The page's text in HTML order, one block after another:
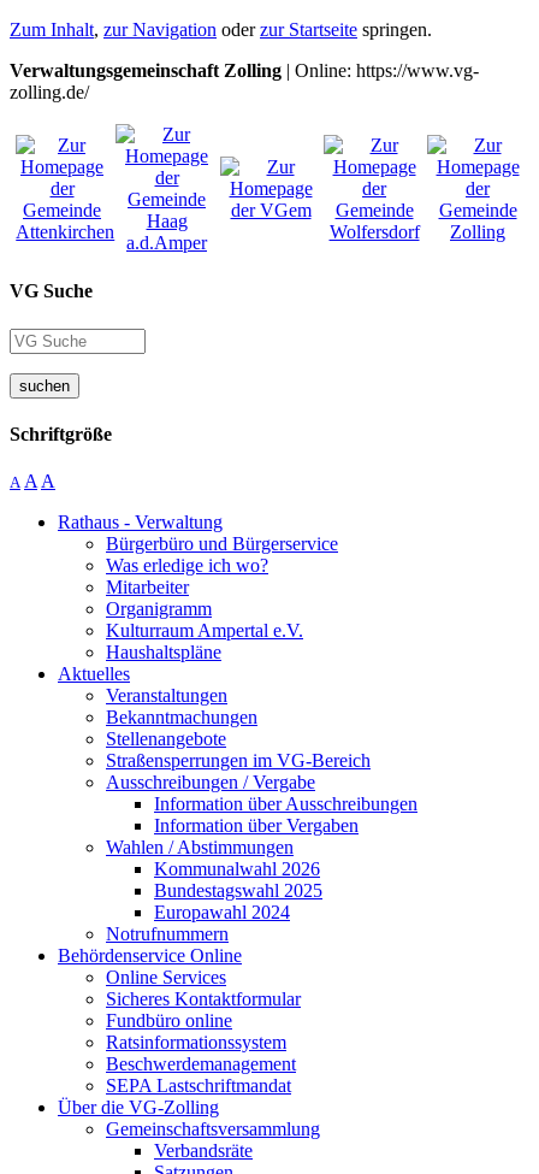
Zum Inhalt, zur Navigation oderzur Startseite springen.
Verwaltungsgemeinschaft Zolling | Online: https://www.vg-
zolling.de/
VG Suche
suchen
Schriftgröße
A A A
Rathaus - Verwaltung
Bürgerbüro und Bürgerservice
Was erledige ich wo?
Mitarbeiter
Organigramm
Kulturraum Ampertal e.V.
Haushaltspläne
Aktuelles
Veranstaltungen
Bekanntmachungen
Stellenangebote
Straßensperrungen im VG-Bereich
Ausschreibungen / Vergabe
Information über Ausschreibungen
Information über Vergaben
Wahlen / Abstimmungen
Kommunalwahl 2026
Bundestagswahl 2025
Europawahl 2024
Notrufnummern
Behördenservice Online
Online Services
Sicheres Kontaktformular
Fundbüro online
Ratsinformationssystem
Beschwerdemanagement
SEPA Lastschriftmandat
Über die VG-Zolling
Gemeinschaftsversammlung
Verbandsräte